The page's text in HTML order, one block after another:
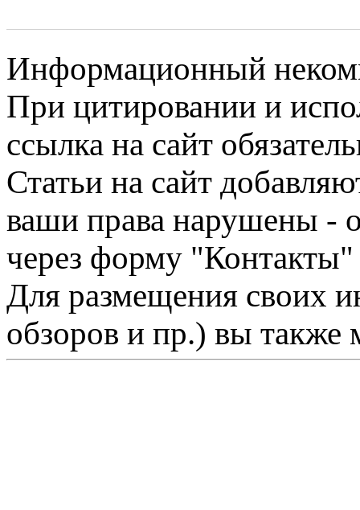
Информационный
При цитировании и
ссылка на сайт
Статьи на сайт
ваши права нарушены -
через форму "Контакты"
Для размещения своих
обзоров и пр.) вы также